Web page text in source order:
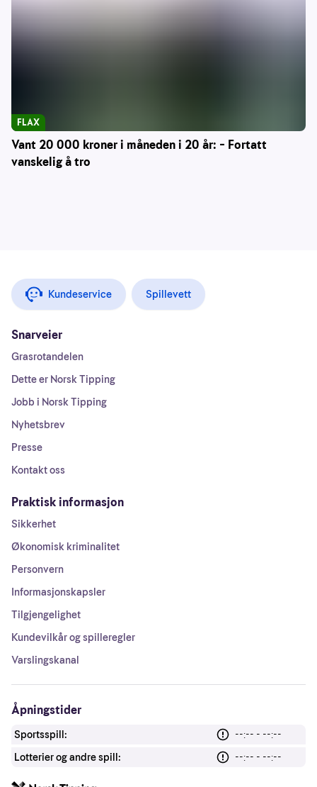
Vant 20 000 kroner i måneden i 20 år: – Fortatt
vanskelig å tro
FLAX
Kundeservice Spillevett
Snarveier
Grasrotandelen
Dette er Norsk Tipping
Jobb i Norsk Tipping
Nyhetsbrev
Presse
Kontakt oss
Praktisk informasjon
Sikkerhet
Økonomisk kriminalitet
Personvern
Informasjonskapsler
Tilgjengelighet
Kundevilkår og spilleregler
Varslingskanal
Åpningstider
Sportsspill:
--:-- - --:--
Lotterier og andre spill:
--:-- - --:--